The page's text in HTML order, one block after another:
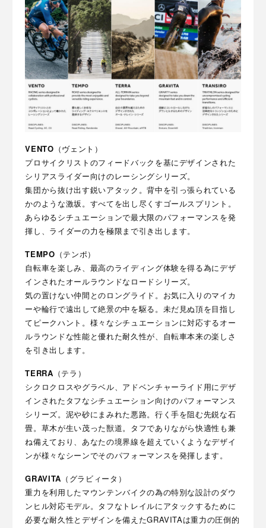
VENTO （ヴェント）
プロサイクリストのフィードバックを基にデザインされた
シリアスライダー向けのレーシングシリーズ。
集団から抜け出す鋭いアタック。背中を引っ張られている
かのような激坂。すべてを出し尽くすゴールスプリント。
あらゆるシチュエーションで最大限のパフォーマンスを発
揮し、ライダーの力を極限まで引き出します。
TEMPO （テンポ）
自転車を楽しみ、最高のライディング体験を得る為にデザ
インされたオールラウンドなロードシリーズ。
気の置けない仲間とのロングライド。お気に入りのマイカ
ーや輪行で遠出して絶景の中を駆る。未だ見ぬ頂を目指し
てピークハント。様々なシチュエーションに対応するオー
ルラウンドな性能と優れた耐久性が、自転車本来の楽しさ
を引き出します。
TERRA （テラ）
シクロクロスやグラベル、アドベンチャーライド用にデザ
インされたタフなシチュエーション向けのパフォーマンス
シリーズ。泥や砂にまみれた悪路。行く手を阻む先鋭な石
畳。草木が生い茂った獣道。タフでありながら快適性も兼
ね備えており、あなたの境界線を超えていくようなデザイ
ンが様々なシーンでそのパフォーマンスを発揮します。
GRAVITA （グラビィータ）
重力を利用したマウンテンバイクの為の特別な設計のダウ
ンヒル対応モデル。タフなトレイルにアタックするために
必要な耐久性とデザインを備えたGRAVITAは重力の圧倒的